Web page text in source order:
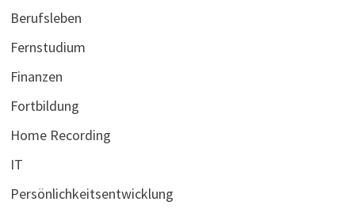
Berufsleben
Fernstudium
Finanzen
Fortbildung
Home Recording
IT
Persönlichkeitsentwicklung